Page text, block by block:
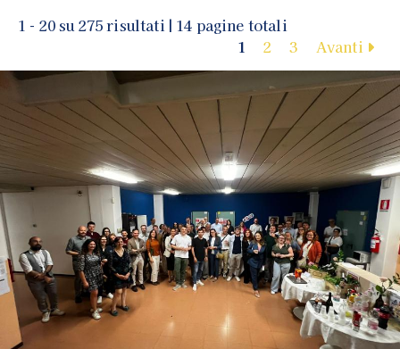
1 - 20 su 275 risultati | 14 pagine totali
1
2 3 Avanti